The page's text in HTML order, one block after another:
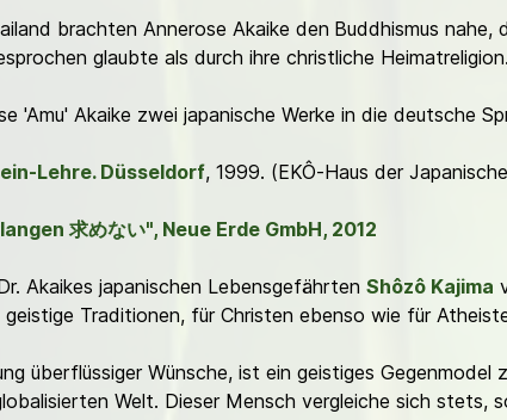
brachten Annerose Akaike den Buddhismus nahe,
glaubte als durch ihre christliche Heimatreligion.
'Amu' Akaike zwei japanische Werke in die deutsche
Lehre. Düsseldorf, 1999. (EKÔ-Haus der
求めない", Neue Erde GmbH, 2012
Akaikes japanischen Lebensgefährten Shôzô Kajima
Traditionen, für Christen ebenso wie für
überflüssiger Wünsche, ist ein geistiges
Welt. Dieser Mensch vergleiche sich stets,